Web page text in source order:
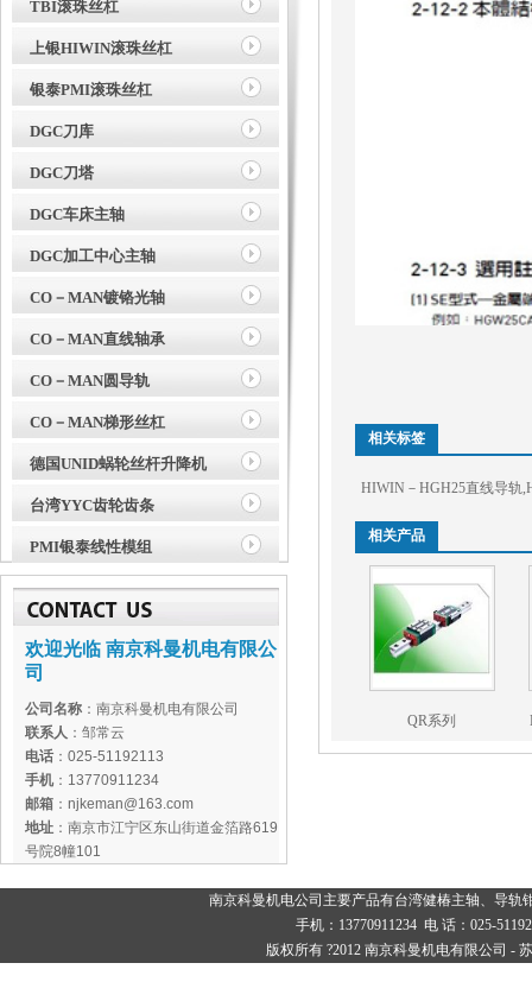
TBI滚珠丝杠
上银HIWIN滚珠丝杠
银泰PMI滚珠丝杠
DGC刀库
DGC刀塔
DGC车床主轴
DGC加工中心主轴
CO－MAN镀铬光轴
CO－MAN直线轴承
CO－MAN圆导轨
CO－MAN梯形丝杠
德国UNID蜗轮丝杆升降机
台湾YYC齿轮齿条
PMI银泰线性模组
欢迎光临 南京科曼机电有限公
司
公司名称 ：南京科曼机电有限公司
联系人 ：邹常云
电话 ：025-51192113
手机 ：13770911234
邮箱 ：njkeman@163.com
地址 ：南京市江宁区东山街道金箔路619
号院8幢101
相关标签
HIWIN－HGH25直线导轨,
相关产品
QR系列
南京科曼机电公司主要产品有台湾健椿主轴、导轨
手机：13770911234 电 话：025-
版权所有 ?2012 南京科曼机电有限公司 -